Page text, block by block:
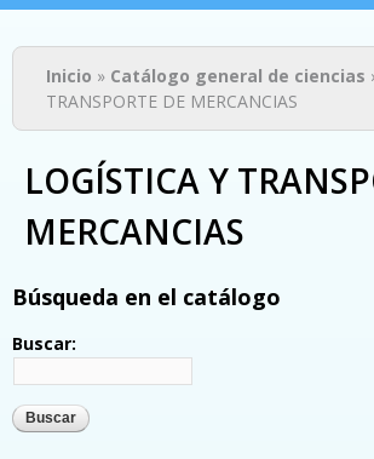
Usted está aquí
Inicio » Catálogo general de ciencias
TRANSPORTE DE MERCANCIAS
LOGÍSTICA Y
MERCANCIAS
Búsqueda en el catálogo
Buscar: